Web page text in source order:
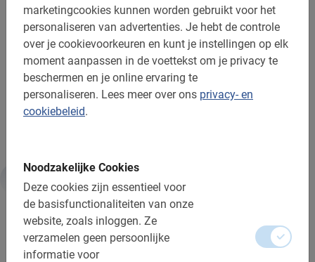
marketingcookies kunnen worden gebruikt voor het
personaliseren van advertenties. Je hebt de controle
over je cookievoorkeuren en kunt je instellingen op elk
moment aanpassen in de voettekst om je privacy te
beschermen en je online ervaring te
personaliseren. Lees meer over ons privacy- en
cookiebeleid.
Noodzakelijke Cookies
Deze cookies zijn essentieel voor
de basisfunctionaliteiten van onze
website, zoals inloggen. Ze
verzamelen geen persoonlijke
informatie voor
online
Enthousiast geraakt over deze excursie? De Barcelona
Fietstour boek je veilig en snel online.
Met de Barcelona Fietstour van Baja Bikes voel je je
direct thuis!
Informatie
Belangrijk om te weten: